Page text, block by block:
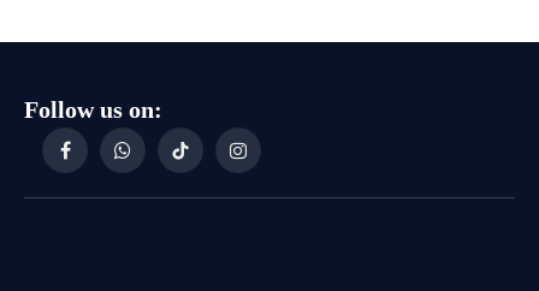
Follow us on:
FacebookWhatsAppTikTokInstagram